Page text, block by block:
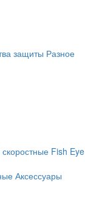
защиты Разное
Fish Eye
Аксессуары